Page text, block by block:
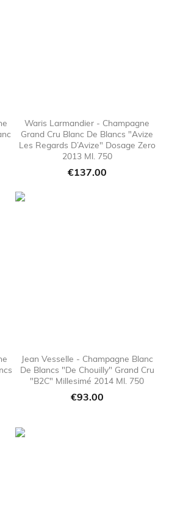
Waris Larmandier - Champagne
Grand Cru Blanc De Blancs "Avize
Les Regards D’Avize" Dosage Zero
2013 Ml. 750
Price
€137.00

Jean Vesselle - Champagne Blanc
De Blancs "De Chouilly" Grand Cru
"B2C" Millesimé 2014 Ml. 750
Price
€93.00
